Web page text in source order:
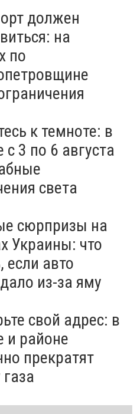
должен
на
по
к темноте: в
3 по 6 августа
света
сюрпризы на
Украины: что
если авто
из-за яму
свой адрес: в
и районе
прекратят